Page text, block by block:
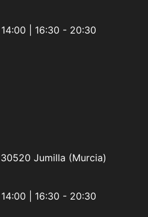
| 16:30 - 20:30
Jumilla (Murcia)
| 16:30 - 20:30